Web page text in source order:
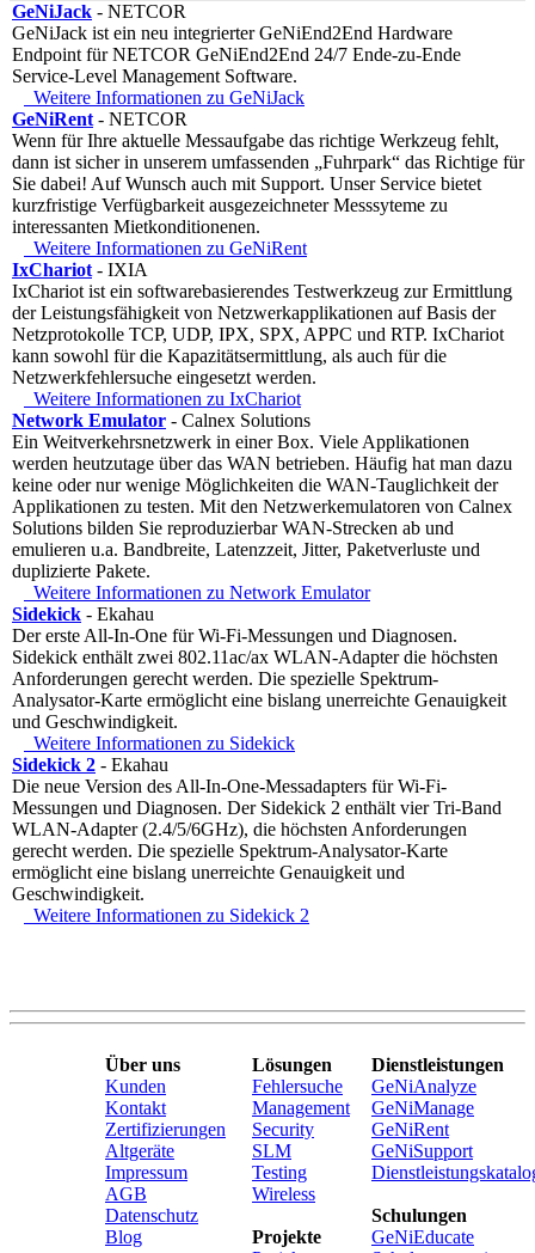
GeNiJack - NETCOR
GeNiJack ist ein neu integrierter GeNiEnd2End Hardware
Endpoint für NETCOR GeNiEnd2End 24/7 Ende-zu-Ende
Service-Level Management Software.
Weitere Informationen zu GeNiJack
GeNiRent - NETCOR
Wenn für Ihre aktuelle Messaufgabe das richtige Werkzeug fehlt,
dann ist sicher in unserem umfassenden „Fuhrpark“ das Richtige für
Sie dabei! Auf Wunsch auch mit Support. Unser Service bietet
kurzfristige Verfügbarkeit ausgezeichneter Messsyteme zu
interessanten Mietkonditionenen.
Weitere Informationen zu GeNiRent
IxChariot - IXIA
IxChariot ist ein softwarebasierendes Testwerkzeug zur Ermittlung
der Leistungsfähigkeit von Netzwerkapplikationen auf Basis der
Netzprotokolle TCP, UDP, IPX, SPX, APPC und RTP. IxChariot
kann sowohl für die Kapazitätsermittlung, als auch für die
Netzwerkfehlersuche eingesetzt werden.
Weitere Informationen zu IxChariot
Network Emulator - Calnex Solutions
Ein Weitverkehrsnetzwerk in einer Box. Viele Applikationen
werden heutzutage über das WAN betrieben. Häufig hat man dazu
keine oder nur wenige Möglichkeiten die WAN-Tauglichkeit der
Applikationen zu testen. Mit den Netzwerkemulatoren von Calnex
Solutions bilden Sie reproduzierbar WAN-Strecken ab und
emulieren u.a. Bandbreite, Latenzzeit, Jitter, Paketverluste und
duplizierte Pakete.
Weitere Informationen zu Network Emulator
Sidekick - Ekahau
Der erste All-In-One für Wi-Fi-Messungen und Diagnosen.
Sidekick enthält zwei 802.11ac/ax WLAN-Adapter die höchsten
Anforderungen gerecht werden. Die spezielle Spektrum-
Analysator-Karte ermöglicht eine bislang unerreichte Genauigkeit
und Geschwindigkeit.
Weitere Informationen zu Sidekick
Sidekick 2 - Ekahau
Die neue Version des All-In-One-Messadapters für Wi-Fi-
Messungen und Diagnosen. Der Sidekick 2 enthält vier Tri-Band
WLAN-Adapter (2.4/5/6GHz), die höchsten Anforderungen
gerecht werden. Die spezielle Spektrum-Analysator-Karte
ermöglicht eine bislang unerreichte Genauigkeit und
Geschwindigkeit.
Weitere Informationen zu Sidekick 2
Über uns
Kunden
Kontakt
Zertifizierungen
Altgeräte
Impressum
AGB
Datenschutz
Blog
Lösungen
Fehlersuche
Management
Security
SLM
Testing
Wireless
Projekte
Dienstleistungen
GeNiAnalyze
GeNiManage
GeNiRent
GeNiSupport
Schulungen
GeNiEducate